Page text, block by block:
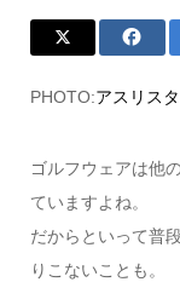
PHOTO:アスリス
ゴルフウェアは他
ていますよね。
だからといって普
りこないことも。